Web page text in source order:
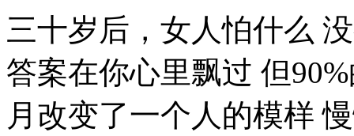
三十岁后，女人怕什么
答案在你心里飘过 但
月改变了一个人的模样